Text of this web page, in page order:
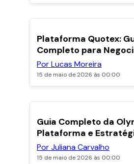
Plataforma Quotex:
Completo para
Por Lucas Moreira
15 de maio de 2026 às 00:00
Guia Completo da
Plataforma e
Por Juliana Carvalho
15 de maio de 2026 às 00:00